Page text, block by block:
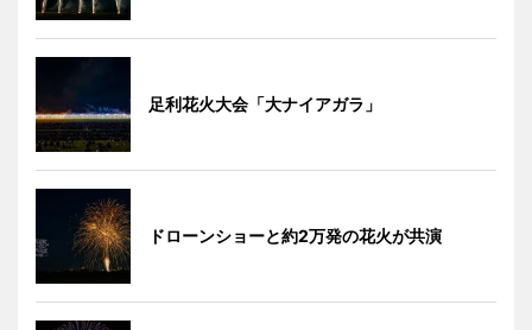
足利花火大会「大ナイアガラ」
ドローンショーと約2万発の花火が共演